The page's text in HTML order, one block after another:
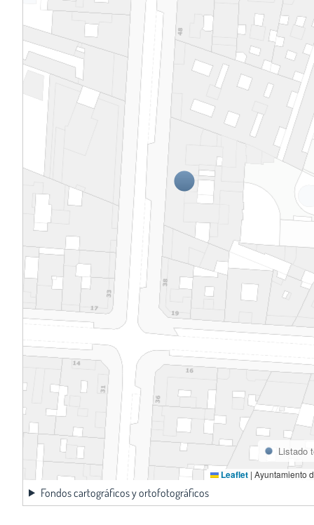
Listado
Leaflet | Ayuntamiento
Fondos cartográficos y ortofotográficos